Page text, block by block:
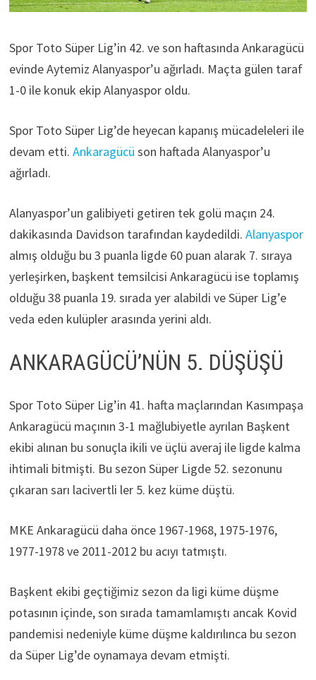
Spor Toto Süper Lig’in 42. ve son haftasında Ankaragücü
evinde Aytemiz Alanyaspor’u ağırladı. Maçta gülen taraf
1-0 ile konuk ekip Alanyaspor oldu.
Spor Toto Süper Lig’de heyecan kapanış mücadeleleri ile
devam etti. Ankaragücü son haftada Alanyaspor’u
ağırladı.
Alanyaspor’un galibiyeti getiren tek golü maçın 24.
dakikasında Davidson tarafından kaydedildi. Alanyaspor
almış olduğu bu 3 puanla ligde 60 puan alarak 7. sıraya
yerleşirken, başkent temsilcisi Ankaragücü ise toplamış
olduğu 38 puanla 19. sırada yer alabildi ve Süper Lig’e
veda eden kulüpler arasında yerini aldı.
ANKARAGÜCÜ’NÜN 5. DÜŞÜŞÜ
Spor Toto Süper Lig’in 41. hafta maçlarından Kasımpaşa
Ankaragücü maçının 3-1 mağlubiyetle ayrılan Başkent
ekibi alınan bu sonuçla ikili ve üçlü averaj ile ligde kalma
ihtimali bitmişti. Bu sezon Süper Ligde 52. sezonunu
çıkaran sarı lacivertli ler 5. kez küme düştü.
MKE Ankaragücü daha önce 1967-1968, 1975-1976,
1977-1978 ve 2011-2012 bu acıyı tatmıştı.
Başkent ekibi geçtiğimiz sezon da ligi küme düşme
potasının içinde, son sırada tamamlamıştı ancak Kovid
pandemisi nedeniyle küme düşme kaldırılınca bu sezon
da Süper Lig’de oynamaya devam etmişti.